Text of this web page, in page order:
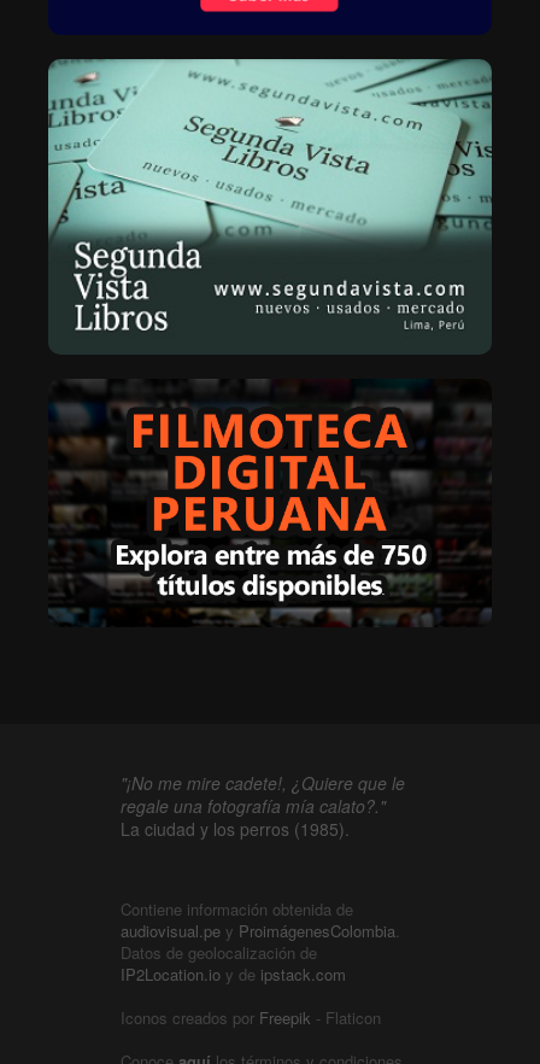
"¡No me mire cadete!, ¿Quiere que le
regale una fotografía mía calato?."
La ciudad y los perros (1985).
Contiene información obtenida de
audiovisual.pe y ProimágenesColombia.
Datos de geolocalización de
IP2Location.io y de ipstack.com
Iconos creados por Freepik - Flaticon